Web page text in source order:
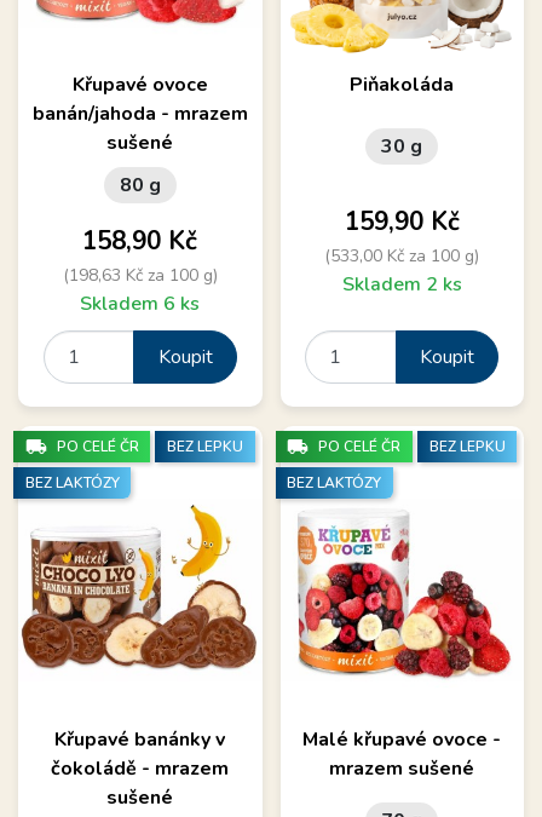
Křupavé ovoce
banán/jahoda - mrazem
sušené
80 g
Cena
158,90 Kč
(198,63 Kč za 100 g)
Skladem 6 ks
Koupit
Piňakoláda
30 g
Cena
159,90 Kč
(533,00 Kč za 100 g)
Skladem 2 ks
Koupit
Křupavé banánky v
čokoládě - mrazem
sušené
local_shipping PO CELÉ ČR
BEZ LEPKU
BEZ LAKTÓZY
Malé křupavé ovoce -
mrazem sušené
local_shipping PO CELÉ ČR
BEZ LEPKU
BEZ LAKTÓZY